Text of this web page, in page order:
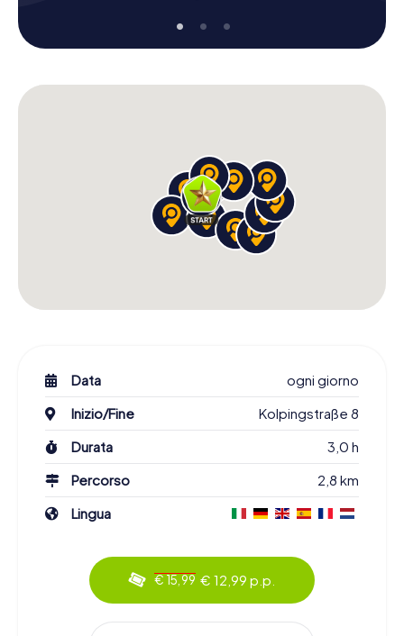
Data
ogni giorno
Inizio/Fine
Kolpingstraße 8
Durata
3,0 h
Percorso
2,8 km
Lingua
€ 15,99 € 12,99 p.p.